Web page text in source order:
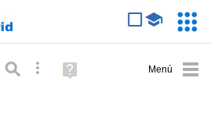
Búsqueda avanzada
Ayuda
(en